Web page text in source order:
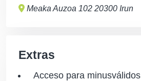
Meaka Auzoa 102 20300 Irun
Extras
Acceso para minusválidos